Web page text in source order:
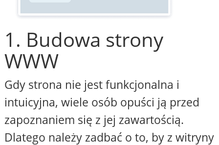
1. Budowa strony
WWW
Gdy strona nie jest funkcjonalna i
intuicyjna, wiele osób opuści ją przed
zapoznaniem się z jej zawartością.
Dlatego należy zadbać o to, by z witryny